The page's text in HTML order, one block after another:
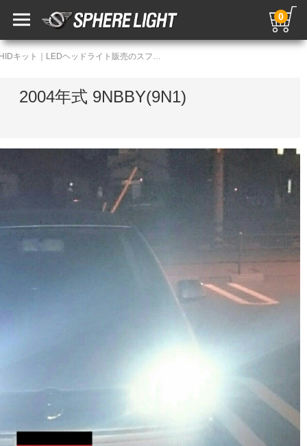
0
LED・HIDカスタムギャラリー／HIDキット｜LEDヘッドライト販売のスフィアライト
年式 9NBBY(9N1)